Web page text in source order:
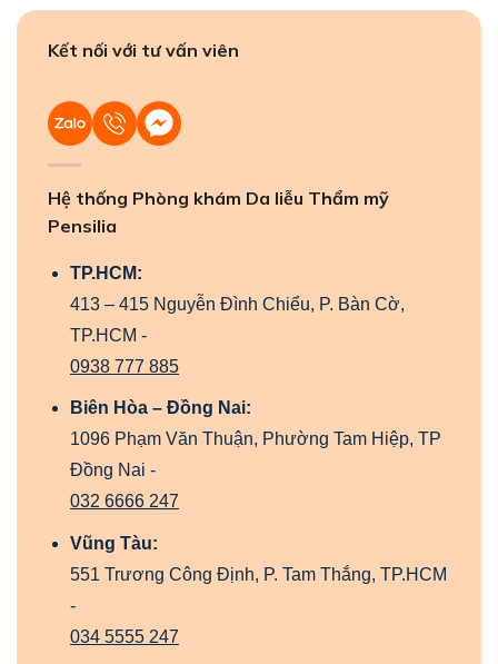
Kết nối với tư vấn viên
Hệ thống Phòng khám Da liễu Thẩm mỹ
Pensilia
TP.HCM:
413 – 415 Nguyễn Đình Chiểu, P. Bàn Cờ,
TP.HCM -
0938 777 885
Biên Hòa – Đồng Nai:
1096 Phạm Văn Thuận, Phường Tam Hiệp, TP
Đồng Nai -
032 6666 247
Vũng Tàu:
551 Trương Công Định, P. Tam Thắng, TP.HCM
-
034 5555 247